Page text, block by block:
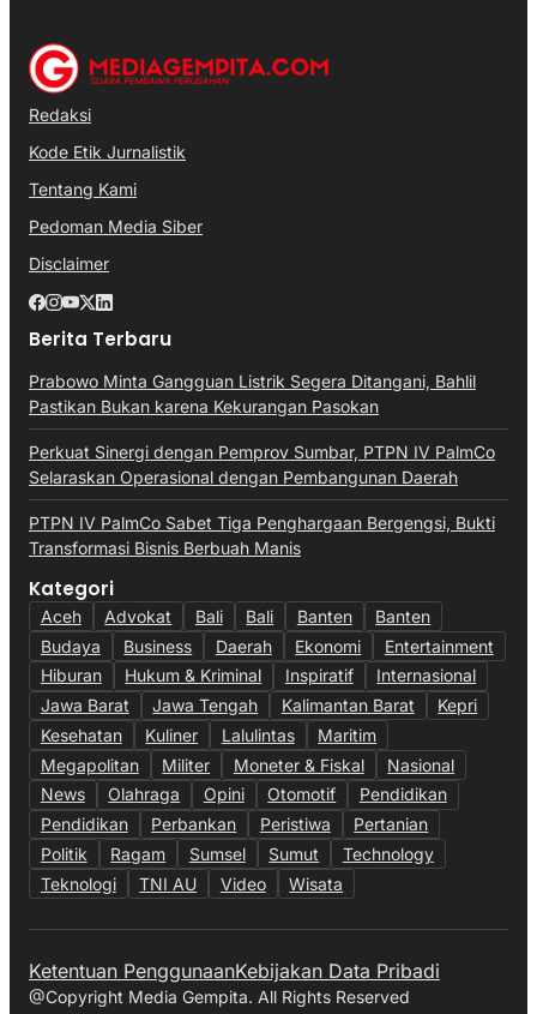
Redaksi
Kode Etik Jurnalistik
Tentang Kami
Pedoman Media Siber
Disclaimer
Berita Terbaru
Prabowo Minta Gangguan Listrik Segera Ditangani, Bahlil
Pastikan Bukan karena Kekurangan Pasokan
Perkuat Sinergi dengan Pemprov Sumbar, PTPN IV PalmCo
Selaraskan Operasional dengan Pembangunan Daerah
PTPN IV PalmCo Sabet Tiga Penghargaan Bergengsi, Bukti
Transformasi Bisnis Berbuah Manis
Kategori
Aceh Advokat Bali Bali Banten
Banten
Budaya
Business Daerah Ekonomi
Entertainment
Hiburan
Hukum & Kriminal Inspiratif
Internasional
Jawa Barat
Jawa Tengah Kalimantan Barat
Kepri
Kesehatan
Kuliner Lalulintas
Maritim
Megapolitan
Militer Moneter & Fiskal
Nasional
News
Olahraga Opini Otomotif
Pendidikan
Pendidikan
Perbankan Peristiwa
Pertanian
Politik
Ragam Sumsel Sumut
Technology
Teknologi
TNI AU Video Wisata
Ketentuan PenggunaanKebijakan Data Pribadi
@Copyright Media Gempita. All Rights Reserved